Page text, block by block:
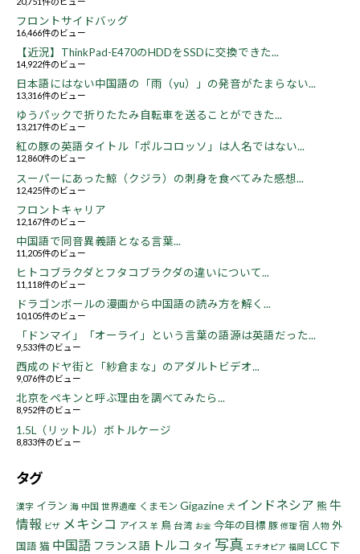
フロントサイドバッグ
16,466件のビュー
【近況】ThinkPad-E470のHDDをSSDに交換できた...
14,922件のビュー
日本語にはない中国語の「雨（yu）」の発音がたまらない...
13,316件のビュー
ゆうパックで折りたたみ自転車を送ることができた...
13,217件のビュー
紅の豚の英語タイトル「ポルコロッソ」は人名ではない...
12,860件のビュー
スーパーにあった鯨（クジラ）の刺身を食べてみた感想...
12,425件のビュー
フロントキャリア
12,167件のビュー
中国語で同音異義語となる言葉...
11,205件のビュー
ヒトコブラクダとフタコブラクダの違いについて...
11,118件のビュー
ドラゴンボールの漫画から中国語の読み方を解く...
10,105件のビュー
「ドンマイ」「オーライ」という言葉の語源は英語だった...
9,533件のビュー
西成のドヤ街と「紗倉まな」のアダルトビデオ...
9,076件のビュー
北京をペキンと呼ぶ理由を調べてみたら...
8,952件のビュー
1.5L（リットル）ボトルケージ
8,833件のビュー
タグ
漢字 イラン 海 中国 世界遺産 くまモン Gigazine 犬 インドネシア 熊牛
情報 ビザ メキシコ アイス 羊 鳥 台湾 お金 今年の目標 豚 修理 宿 人物 外
国語 猫 中国語 フランス語 トルコ タイ 写真 エチオピア 福岡 LCC 下